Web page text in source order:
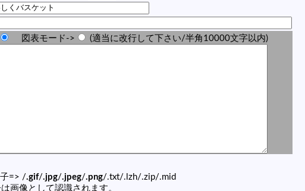
図表モード-> (適当に改行して下さい/半角10000文字以内)
=> /.gif/.jpg/.jpeg/.png/.txt/.lzh/.zip/.mid
画像として認識されます。